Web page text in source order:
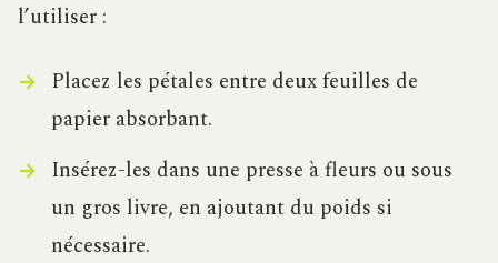
l’utiliser :
Placez les pétales entre deux feuilles de
papier absorbant.
Insérez-les dans une presse à fleurs ou sous
un gros livre, en ajoutant du poids si
nécessaire.